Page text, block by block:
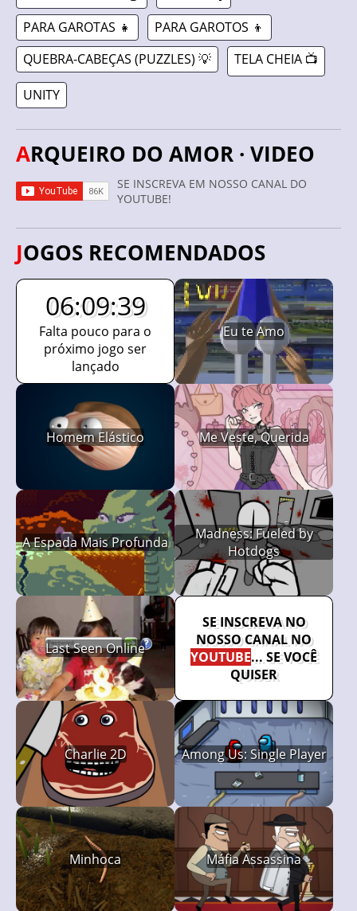
PARA GAROTAS 👧
PARA GAROTOS 👦
QUEBRA-CABEÇAS (PUZZLES) 💡
TELA CHEIA 📺
UNITY
ARQUEIRO DO AMOR · VIDEO
SE INSCREVA EM NOSSO CANAL DO
YOUTUBE!
JOGOS RECOMENDADOS
06:09:38
Falta pouco para o
próximo jogo ser
lançado
Eu te Amo
Homem Elástico Me Veste, Querida
A Espada Mais Profunda
Madness: Fueled by
Hotdogs
Last Seen Online
SE INSCREVA NO
NOSSO CANAL NO
YOUTUBE... SE VOCÊ
QUISER
Charlie 2D Among Us: Single Player
Minhoca Máfia Assassina